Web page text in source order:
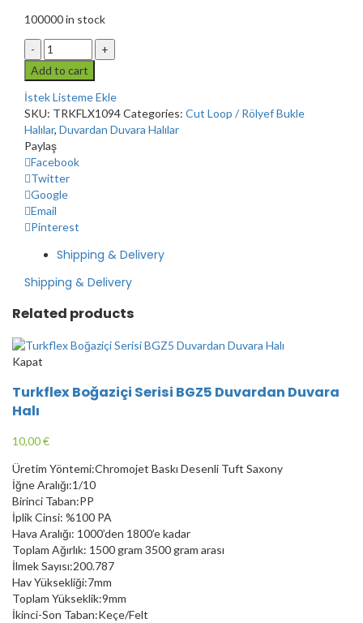
100000 in stock
Add to cart
İstek Listeme Ekle
SKU: TRKFLX1094Categories: Cut Loop / Rölyef Bukle
Halılar, Duvardan Duvara Halılar
Paylaş
Facebook
Twitter
Google
Email
Pinterest
Shipping & Delivery
Shipping & Delivery
Related products
Kapat
Turkflex Boğaziçi Serisi BGZ5 Duvardan Duvara
Halı
10,00€
Üretim Yöntemi:Chromojet Baskı Desenli Tuft Saxony
İğne Aralığı:1/10
Birinci Taban:PP
İplik Cinsi: %100 PA
Hava Aralığı: 1000’den 1800’e kadar
Toplam Ağırlık: 1500 gram 3500 gram arası
İlmek Sayısı:200.787
Hav Yüksekliği:7mm
Toplam Yükseklik:9mm
İkinci-Son Taban:Keçe/Felt